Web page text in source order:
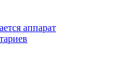
аппарат